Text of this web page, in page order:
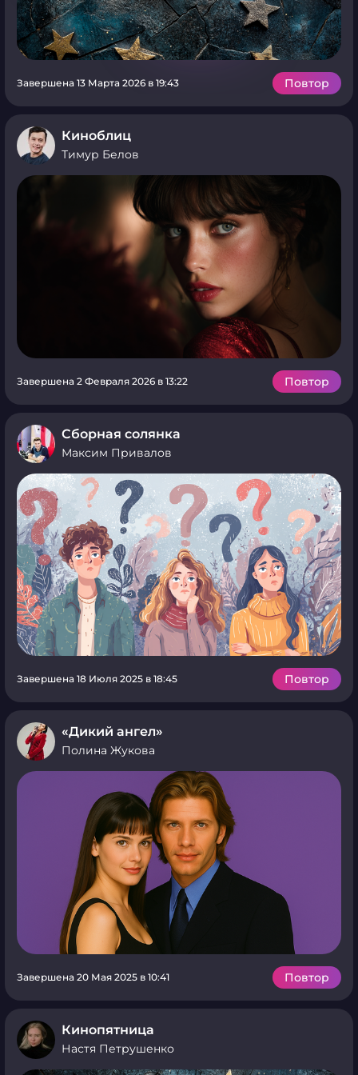
Завершена 13 Марта 2026 в 19:43 Повтор
Киноблиц
Тимур Белов
Завершена 2 Февраля 2026 в 13:22 Повтор
Сборная солянка
Максим Привалов
Завершена 18 Июля 2025 в 18:45 Повтор
«Дикий ангел»
Полина Жукова
Завершена 20 Мая 2025 в 10:41 Повтор
Кинопятница
Настя Петрушенко